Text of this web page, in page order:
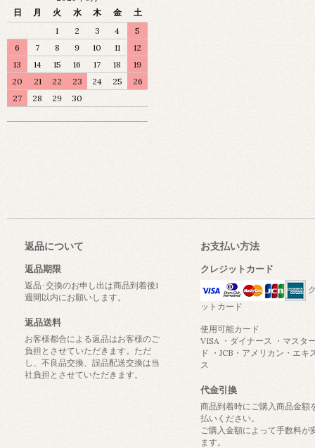
日
月 火 水 木 金
土
1
2 3 4
5
6
7 8 9 10 11
12
13
14 15 16 17 18
19
20
21 22 23 24 25
26
27
28 29 30
返品について
返品期限
返品･交換のお申し出は商品到着後1
週間以内にお願いします。
返品送料
お客様都合による返品はお客様のご
負担とさせていただきます。ただ
し、不良品交換、誤品配送交換は当
社負担とさせていただきます。
お支払い方法
クレジットカード
ットカード
使用可能カード
VISA ・ダイナース ・マスタ
ド ・JCB・アメリカン・エキ
ス
代金引換
商品到着時にご購入商品金額
払いください。
ご購入金額によって手数料が
ます。